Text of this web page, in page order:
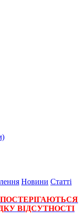
Новини Статті
ВІДСУТНОСТІ